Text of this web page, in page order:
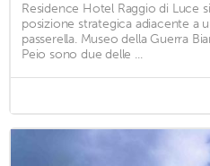
Residence Hotel Raggio di Luce
posizione strategica adiacente a
passerella. Museo della Guerra
Peio sono due delle ...